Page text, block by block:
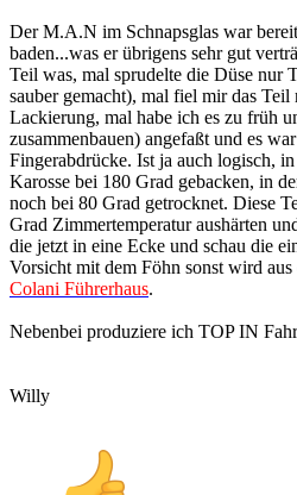
Der M.A.N im Schnapsglas war
baden...was er übrigens sehr gut
Teil was, mal sprudelte die Düse nur
sauber gemacht), mal fiel mir das
Lackierung, mal habe ich es zu früh
zusammenbauen) angefaßt und es
Fingerabdrücke. Ist ja auch logisch,
Karosse bei 180 Grad gebacken, in
noch bei 80 Grad getrocknet. Diese
Grad Zimmertemperatur aushärten
die jetzt in eine Ecke und schau die
Vorsicht mit dem Föhn sonst wird
Colani Führerhaus.
Nebenbei produziere ich TOP IN
Willy